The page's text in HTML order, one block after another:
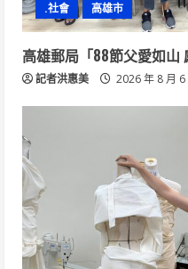
.社會 高雄市
高雄郵局「88節父愛如山
記者洪惠美 2026 年 8 月 6